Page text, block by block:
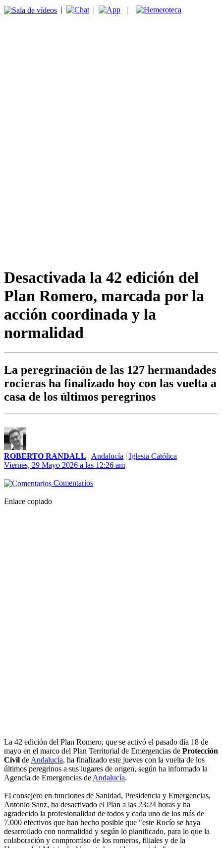
| | |
Desactivada la 42 edición del
Plan Romero, marcada por la
acción coordinada y la
normalidad
La peregrinación de las 127 hermandades
rocieras ha finalizado hoy con las vuelta a
casa de los últimos peregrinos
ROBERTO RANDALL | Andalucía | Iglesia Católica
Viernes, 29 Mayo 2026 a las 12:26 am
Comentarios
Enlace copiado
La 42 edición del Plan Romero, que se activó el pasado día 18 de
mayo en el marco del Plan Territorial de Emergencias de Protección
Civil de Andalucía, ha finalizado este jueves con la vuelta de los
últimos peregrinos a sus lugares de origen, según ha informado la
Agencia de Emergencias de Andalucía.
El consejero en funciones de Sanidad, Presidencia y Emergencias,
Antonio Sanz, ha desactivado el Plan a las 23:24 horas y ha
agradecido la profesionalidad de todos y cada uno de los más de
7.000 efectivos que han hecho posible que "este Rocío se haya
desarrollado con normalidad y según lo planificado, para lo que la
colaboración y compromiso de los romeros, filiales y de la